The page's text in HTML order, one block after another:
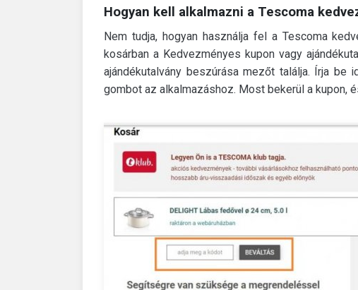
Hogyan kell alkalmazni a Tescoma
Nem tudja, hogyan használja fel a Tescoma
kosárban a Kedvezményes kupon vagy
ajándékutalvány beszúrása mezőt találja. Írja be
gombot az alkalmazáshoz. Most bekerül a kupon,